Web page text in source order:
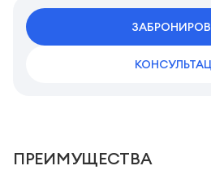
Жилая площадь
ПРЕИМУЩЕСТВА